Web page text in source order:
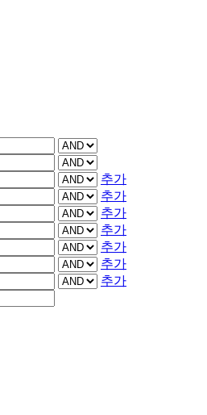
추가
추가
추가
추가
추가
추가
추가